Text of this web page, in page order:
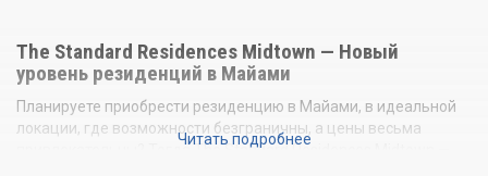
The Standard Residences Midtown — Новый
уровень резиденций в Майами
Планируете приобрести резиденцию в Майами, в идеальной
локации, где возможности безграничны, а цены весьма
привлекательны? Тогда The Standard Residences Midtown —
Читать подробнее